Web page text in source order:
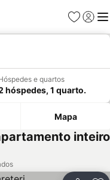
Favoritos
Iniciar
e quartos
hóspedes, 1 quarto.
Mapa
inteiro